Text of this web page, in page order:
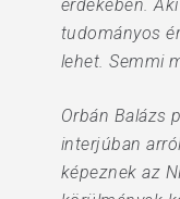
érdekében.
tudományos
lehet. Semmi
Orbán Balázs
interjúban
képeznek az